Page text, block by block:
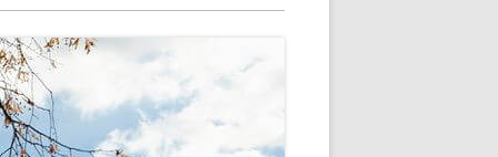
WAS VOR EINIGER ZEIT WAR